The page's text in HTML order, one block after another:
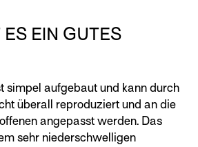
EIN GUTES
simpel aufgebaut und kann durch
überall reproduziert und an die
angepasst werden. Das
sehr niederschwelligen